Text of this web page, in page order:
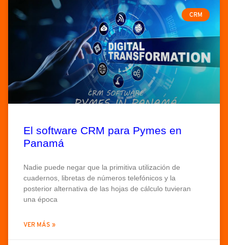
CRM
El software CRM para Pymes en
Panamá
Nadie puede negar que la primitiva utilización de
cuadernos, libretas de números telefónicos y la
posterior alternativa de las hojas de cálculo tuvieran
una época
VER MÁS »